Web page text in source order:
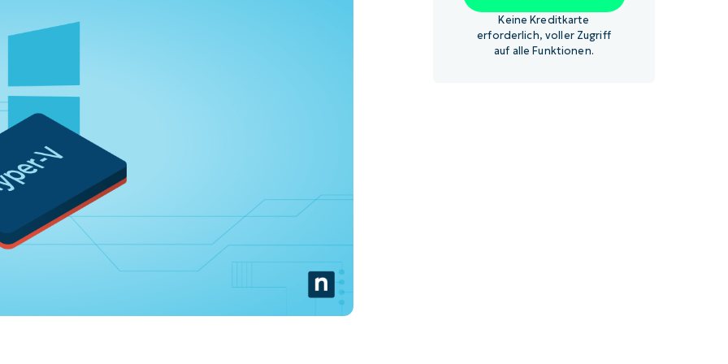
ANSEHEN
ANSEHEN
ANSEHEN
Keine Kreditkarte
erforderlich, voller Zugriff
auf alle Funktionen.